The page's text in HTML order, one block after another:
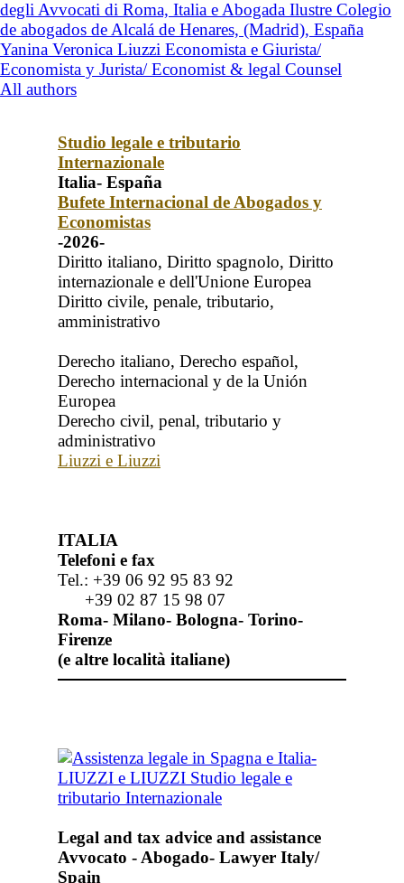
degli Avvocati di Roma, Italia e Abogada Ilustre Colegio
de abogados de Alcalá de Henares, (Madrid), España
Yanina Veronica Liuzzi Economista e Giurista/
Economista y Jurista/ Economist & legal Counsel
All authors
Studio legale e tributario
Internazionale
Italia- España
Bufete Internacional de Abogados y
Economistas
-2026-
Diritto italiano, Diritto spagnolo, Diritto
internazionale e dell'Unione Europea
Diritto civile, penale, tributario,
amministrativo
Derecho italiano, Derecho español,
Derecho internacional y de la Unión
Europea
Derecho civil, penal, tributario y
administrativo
Liuzzi e Liuzzi
ITALIA
Telefoni e fax
Tel.: +39 06 92 95 83 92
+39 02 87 15 98 07
Roma- Milano- Bologna- Torino-
Firenze
(e altre località italiane)
Legal and tax advice and assistance
Avvocato - Abogado- Lawyer Italy/
Spain